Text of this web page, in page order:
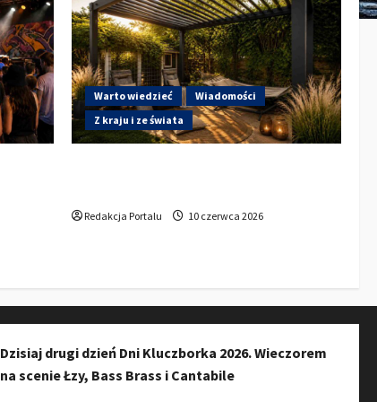
Warto wiedzieć
Wiadomości
Z kraju i ze świata
Redakcja Portalu 10 czerwca 2026
Dzisiaj drugi dzień Dni Kluczborka 2026. Wieczorem
na scenie Łzy, Bass Brass i Cantabile